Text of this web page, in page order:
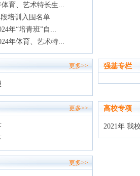
育、艺术特长生...
培训入围名单
年“培青班”自...
年体育、艺术特...
更多>> 强基专栏
更多>> 高校专项
2021年 我
更多>>